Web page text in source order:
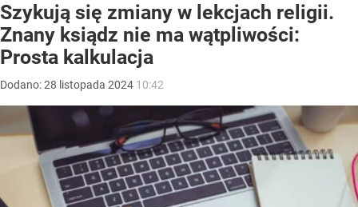
Szykują się zmiany w lekcjach religii.
Znany ksiądz nie ma wątpliwości:
Prosta kalkulacja
Dodano:28 listopada 2024 10:42